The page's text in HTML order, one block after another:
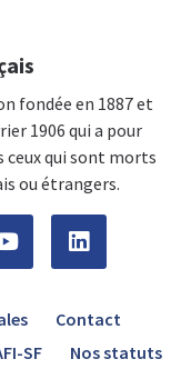
fondée en 1887 et
1906 qui a pour
qui sont morts
ou étrangers.
Contact
SF Nos statuts